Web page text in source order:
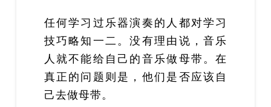
任何学习过乐器演奏的人都对学习
技巧略知一二。没有理由说，音乐
人就不能给自己的音乐做母带。在
真正的问题则是，他们是否应该自
己去做母带。